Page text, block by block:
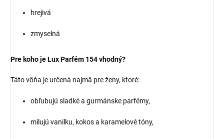
hrejivá
zmyselná
Pre koho je Lux Parfém 154 vhodný?
Táto vôňa je určená najmä pre ženy, ktoré:
obľubujú sladké a gurmánske parfémy,
milujú vanilku, kokos a karamelové tóny,